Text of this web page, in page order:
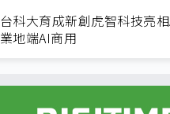
台科大育成新創虎智科技亮
業地端AI商用